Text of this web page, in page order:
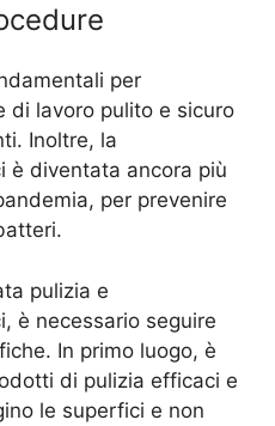
per
di lavoro pulito e sicuro
Inoltre, la
è diventata ancora più
per prevenire
pulizia e
è necessario seguire
In primo luogo, è
di pulizia efficaci e
le superfici e non